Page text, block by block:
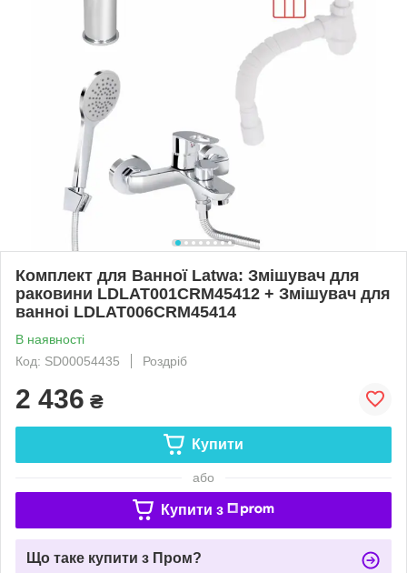
Комплект для Ванної Latwa: Змішувач для
раковини LDLAT001CRM45412 + Змішувач для
ванноі LDLAT006CRM45414
В наявності
Код: SD00054435
Роздріб
2 436 ₴
Купити
або
Купити з
Що таке купити з Пром?